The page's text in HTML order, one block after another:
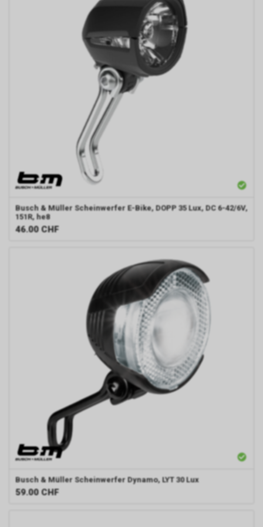
Busch & Müller Scheinwerfer E-Bike, DOPP 35 Lux, DC 6-42/6V,
151R, he8
46.00 CHF
Busch & Müller Scheinwerfer Dynamo, LYT 30 Lux
59.00 CHF